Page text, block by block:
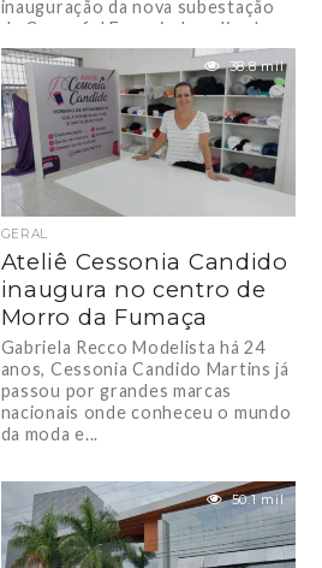
inauguração da nova subestação
da Cermoful Energia. Localizada...
38.8 mil
GERAL
Ateliê Cessonia Candido
inaugura no centro de
Morro da Fumaça
Gabriela Recco Modelista há 24
anos, Cessonia Candido Martins já
passou por grandes marcas
nacionais onde conheceu o mundo
da moda e...
50.1 mil